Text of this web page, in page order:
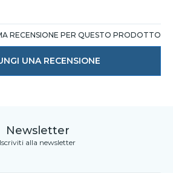
RECENSIONE PER QUESTO PRODOTTO
UNA RECENSIONE
Newsletter
Iscriviti alla newsletter